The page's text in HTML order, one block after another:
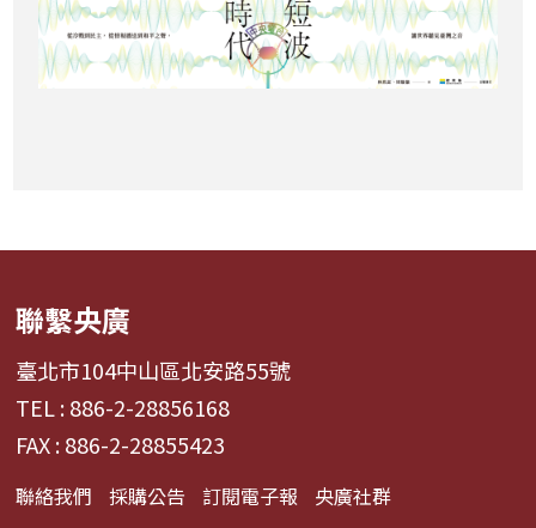
聯繫央廣
臺北市104中山區北安路55號
TEL : 886-2-28856168
FAX : 886-2-28855423
聯絡我們 採購公告 訂閱電子報 央廣社群